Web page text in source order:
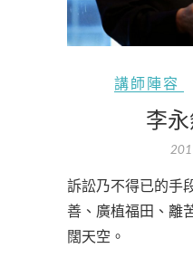
講師陣容
李
訴訟乃不得已的手
善、廣植福田、離
闊天空。